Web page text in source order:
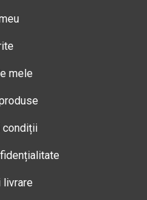
mele
condiții
livrare